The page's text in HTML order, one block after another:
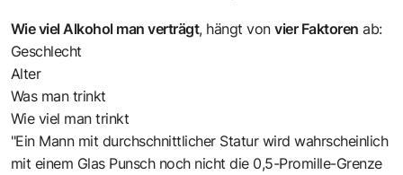
Wie viel Alkohol man verträgt, hängt vonvier Faktoren ab:
Geschlecht
Alter
Was man trinkt
Wie viel man trinkt
"Ein Mann mit durchschnittlicher Statur wird wahrscheinlich
mit einem Glas Punsch noch nicht die 0,5-Promille-Grenze